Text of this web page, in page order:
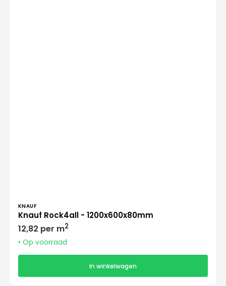
KNAUF
Knauf Rock4all - 1200x600x80mm
Normale
prijs
12,82 per m2
• Op voorraad
In winkelwagen